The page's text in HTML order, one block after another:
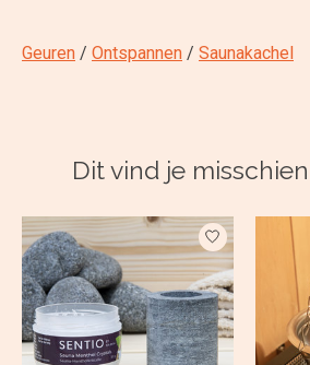
Geuren / Ontspannen / Saunakachel
Dit vind je
Items van productcarrousel